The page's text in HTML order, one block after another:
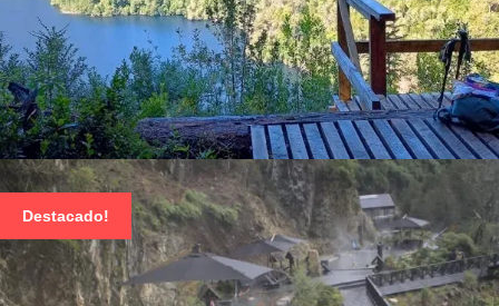
HIKING MIRADOR LAGUNA SARGAZO Y ALERCES
MILENARIOS | PARQUE NACIONAL ALERCE
ANDINO
$ 45.000
Destacado!